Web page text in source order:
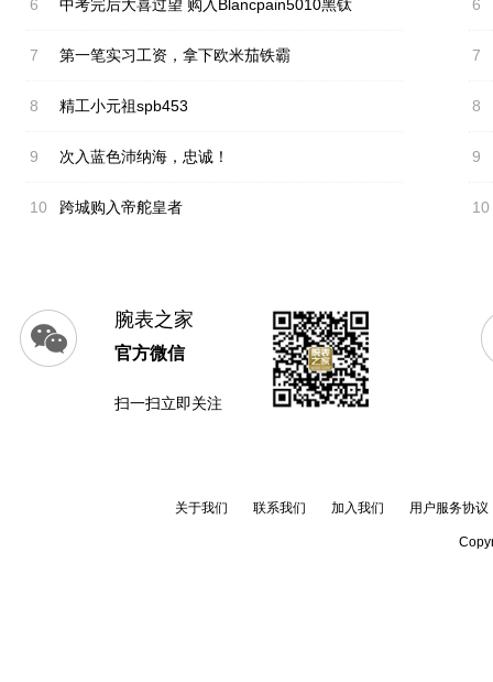
6 中考完后大喜过望 购入Blancpain5010黑钛
7 第一笔实习工资，拿下欧米茄铁霸
8 精工小元祖spb453
9 次入蓝色沛纳海，忠诚！
10 跨城购入帝舵皇者
6
7
8
9
10
腕表之家
官方微信
扫一扫立即关注
关于我们 联系我们 加入我们 用户服务协议